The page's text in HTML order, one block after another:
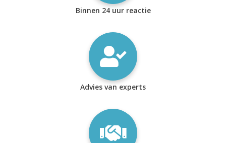
Binnen 24 uur reactie
Advies van experts